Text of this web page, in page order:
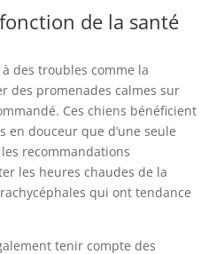
de la santé
des troubles comme la
des promenades calmes sur
Ces chiens bénéficient
douceur que d’une seule
recommandations
les heures chaudes de la
qui ont tendance
tenir compte des